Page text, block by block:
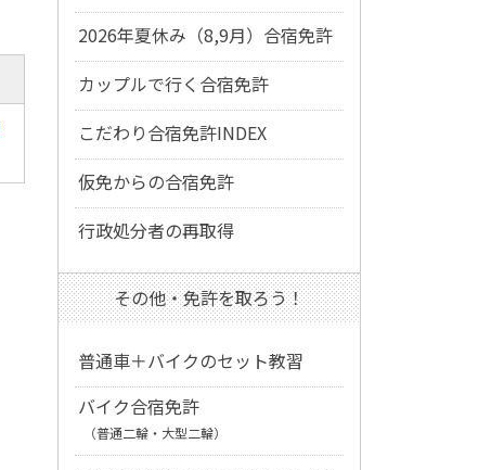
2026年夏休み（8,9月）合宿免許
カップルで行く合宿免許
こだわり合宿免許INDEX
仮免からの合宿免許
行政処分者の再取得
その他・免許を取ろう！
普通車＋バイクのセット教習
バイク合宿免許
（普通二輪・大型二輪）